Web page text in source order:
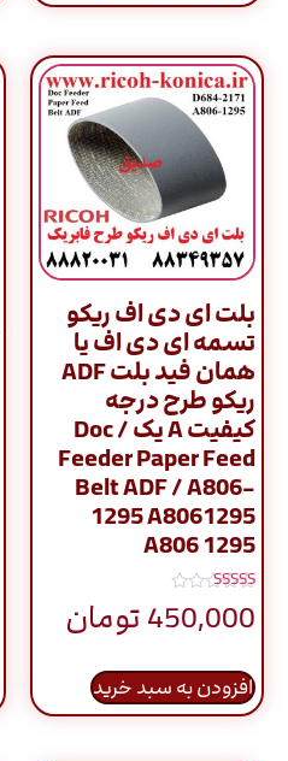
بلت ای دی اف ریکو
تسمه ای دی اف یا
همان فید بلت ADF
ریکو طرح درجه
کیفیت A یک / Doc
Feeder Paper Feed
Belt ADF / A806-
1295 A8061295
A806 1295
نمره
5.00
از 5
450,000تومان
افزودن به سبد خرید